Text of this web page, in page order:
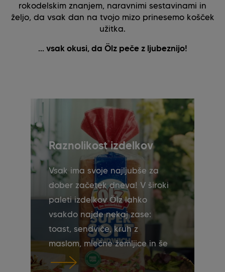
rokodelskim znanjem, naravnimi sestavinami in
željo, da vsak dan na tvojo mizo prinesemo košček
užitka.
... vsak okusi, da Ölz peče z ljubeznijo!
Raznolikost izdelkov
Vsak ima svoje najljubše za
dober začetek dneva! V široki
paleti izdelkov Ölz lahko
vsakdo najde nekaj zase:
toast, sendviče, kruh z
maslom, mlečne žemljice in še
veliko več.